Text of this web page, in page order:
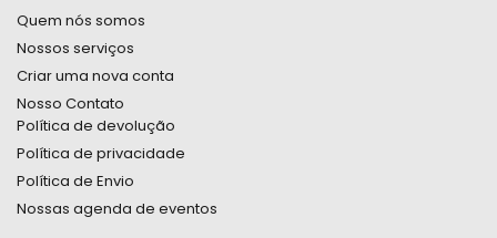
Quem nós somos
Nossos serviços
Criar uma nova conta
Nosso Contato
Política de devolução
Política de privacidade
Política de Envio
Nossas agenda de eventos